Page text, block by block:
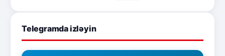
Telegramda izləyin